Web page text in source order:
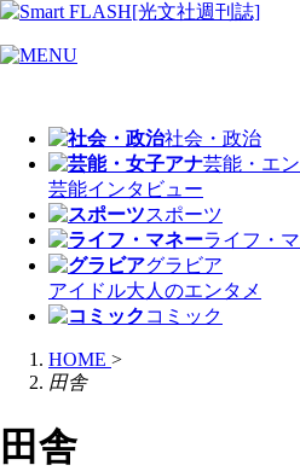
社会・政治
芸能・エ
芸能インタビュー
スポーツ
ライフ・
グラビア
アイドル大人のエンタメ
コミック
HOME >
田舎
田舎